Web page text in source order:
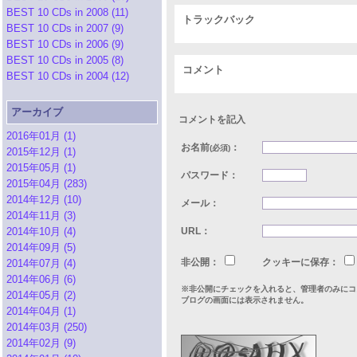
BEST 10 CDs in 2008 (11)
BEST 10 CDs in 2007 (9)
BEST 10 CDs in 2006 (9)
BEST 10 CDs in 2005 (8)
BEST 10 CDs in 2004 (12)
アーカイブ
2016年01月 (1)
2015年12月 (1)
2015年05月 (1)
2015年04月 (283)
2014年12月 (10)
2014年11月 (3)
2014年10月 (4)
2014年09月 (5)
2014年07月 (4)
2014年06月 (6)
2014年05月 (2)
2014年04月 (1)
2014年03月 (250)
2014年02月 (9)
トラックバック
コメント
コメントを記入
お名前(必須) ：
パスワード：
メール：
URL：
非公開： クッキーに保存：
※非公開にチェックを入れると、管理者のみにコ
ブログの画面には表示されません。